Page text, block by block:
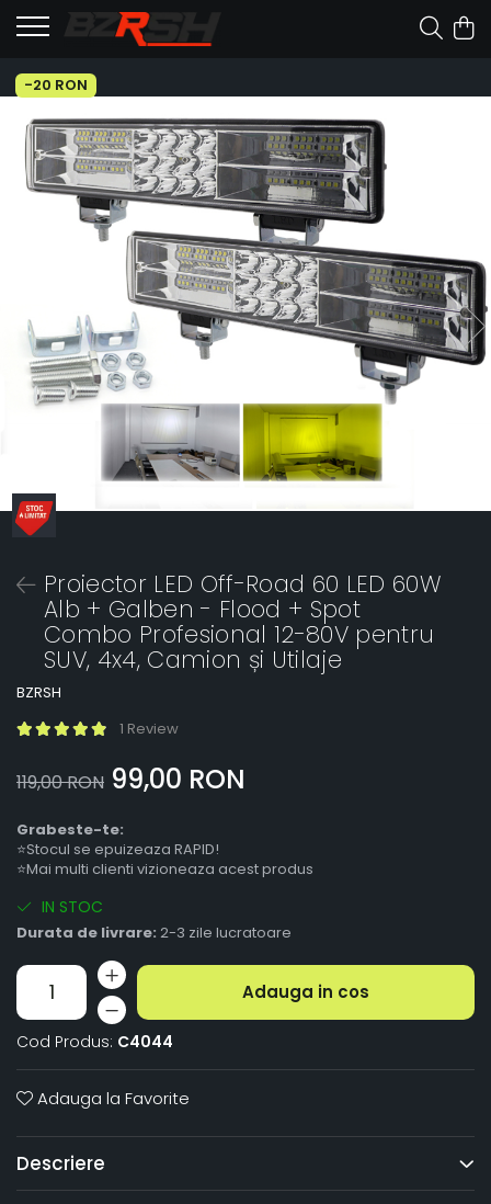
-20 RON
Proiector LED Off-Road 60 LED 60W
Alb + Galben - Flood + Spot
Combo Profesional 12-80V pentru
SUV, 4x4, Camion și Utilaje
BZRSH
1 Review
119,00 RON 99,00 RON
Grabeste-te:
⭐Stocul se epuizeaza RAPID!
⭐Mai multi clienti vizioneaza acest produs
IN STOC
Durata de livrare: 2-3 zile lucratoare
Adauga in cos
Cod Produs: C4044
Adauga la Favorite
Descriere